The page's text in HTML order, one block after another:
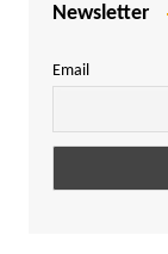
Newsletter
Email